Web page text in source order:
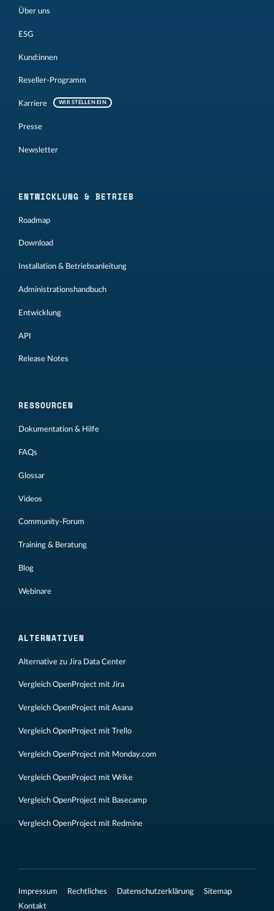
Über uns
ESG
Kund:innen
Reseller-Programm
Karriere WIR STELLEN EIN
Presse
Newsletter
ENTWICKLUNG & BETRIEB
Roadmap
Download
Installation & Betriebsanleitung
Administrationshandbuch
Entwicklung
API
Release Notes
RESSOURCEN
Dokumentation & Hilfe
FAQs
Glossar
Videos
Community-Forum
Training & Beratung
Blog
Webinare
ALTERNATIVEN
Alternative zu Jira Data Center
Vergleich OpenProject mit Jira
Vergleich OpenProject mit Asana
Vergleich OpenProject mit Trello
Vergleich OpenProject mit Monday.com
Vergleich OpenProject mit Wrike
Vergleich OpenProject mit Basecamp
Vergleich OpenProject mit Redmine
Impressum Rechtliches Datenschutzerklärung
Sitemap
Kontakt